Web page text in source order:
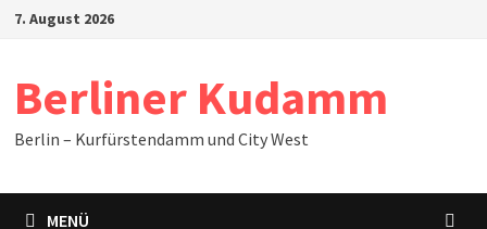
Zum7. August 2026
Berliner Kudamm
Berlin – Kurfürstendamm und City West
MENÜ